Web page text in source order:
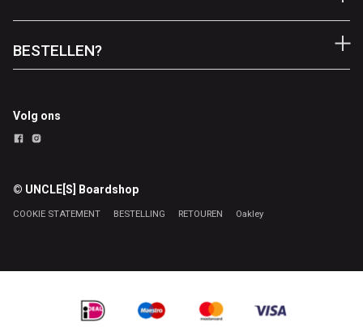
BESTELLEN?
Volg ons
© UNCLE[S] Boardshop
COOKIE STATEMENT BESTELLING RETOUREN Oakley